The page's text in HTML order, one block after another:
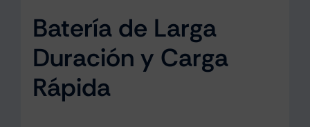
Batería de Larga
Duración y Carga
Rápida